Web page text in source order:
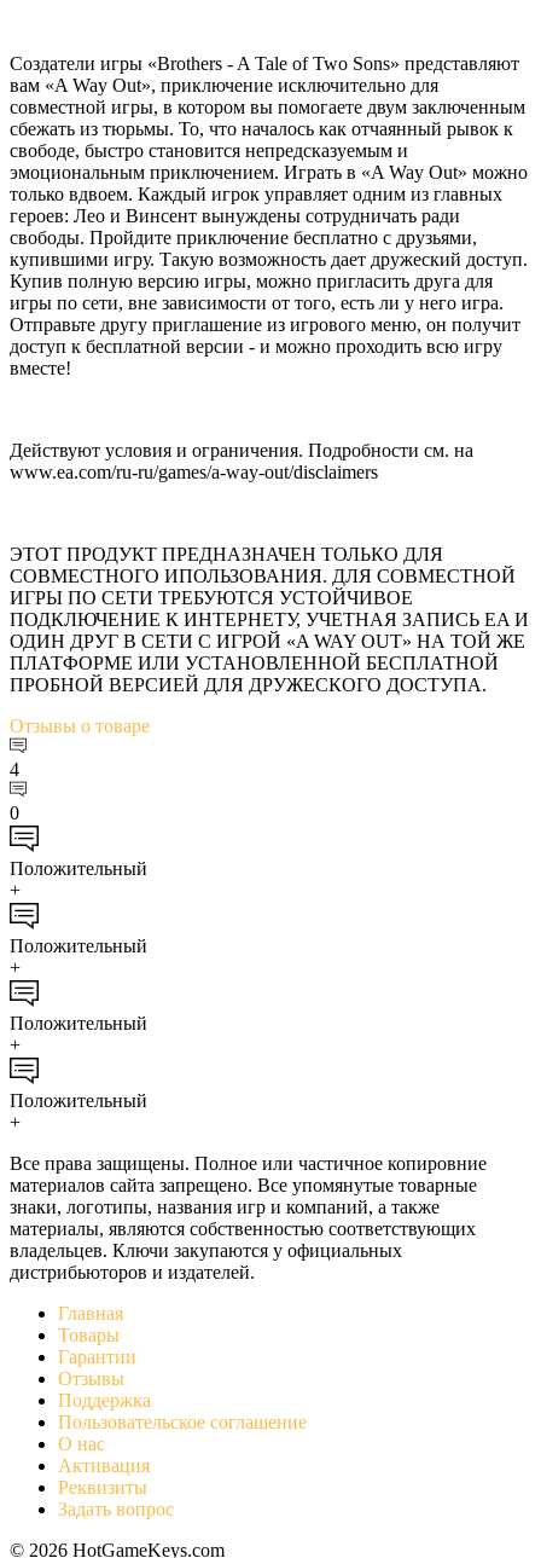
Создатели игры «Brothers - A Tale of Two Sons» представляют
вам «A Way Out», приключение исключительно для
совместной игры, в котором вы помогаете двум заключенным
сбежать из тюрьмы. То, что началось как отчаянный рывок к
свободе, быстро становится непредсказуемым и
эмоциональным приключением. Играть в «A Way Out» можно
только вдвоем. Каждый игрок управляет одним из главных
героев: Лео и Винсент вынуждены сотрудничать ради
свободы. Пройдите приключение бесплатно с друзьями,
купившими игру. Такую возможность дает дружеский доступ.
Купив полную версию игры, можно пригласить друга для
игры по сети, вне зависимости от того, есть ли у него игра.
Отправьте другу приглашение из игрового меню, он получит
доступ к бесплатной версии - и можно проходить всю игру
вместе!
Действуют условия и ограничения. Подробности см. на
www.ea.com/ru-ru/games/a-way-out/disclaimers
ЭТОТ ПРОДУКТ ПРЕДНАЗНАЧЕН ТОЛЬКО ДЛЯ
СОВМЕСТНОГО ИПОЛЬЗОВАНИЯ. ДЛЯ СОВМЕСТНОЙ
ИГРЫ ПО СЕТИ ТРЕБУЮТСЯ УСТОЙЧИВОЕ
ПОДКЛЮЧЕНИЕ К ИНТЕРНЕТУ, УЧЕТНАЯ ЗАПИСЬ EA И
ОДИН ДРУГ В СЕТИ С ИГРОЙ «A WAY OUT» НА ТОЙ ЖЕ
ПЛАТФОРМЕ ИЛИ УСТАНОВЛЕННОЙ БЕСПЛАТНОЙ
ПРОБНОЙ ВЕРСИЕЙ ДЛЯ ДРУЖЕСКОГО ДОСТУПА.
Отзывы о товаре
4
0
Положительный
+
Положительный
+
Положительный
+
Положительный
+
Все права защищены. Полное или частичное копировние
материалов сайта запрещено. Все упомянутые товарные
знаки, логотипы, названия игр и компаний, а также
материалы, являются собственностью соответствующих
владельцев. Ключи закупаются у официальных
дистрибьюторов и издателей.
Главная
Товары
Гарантии
Отзывы
Поддержка
Пользовательское соглашение
О нас
Активация
Реквизиты
Задать вопрос
© 2026 HotGameKeys.com